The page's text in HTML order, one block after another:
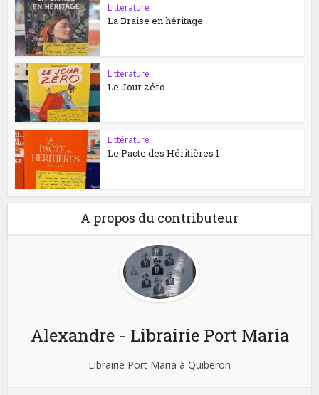
Littérature
La Braise en héritage
Littérature
Le Jour zéro
Littérature
Le Pacte des Héritières 1
A propos du contributeur
Alexandre - Librairie Port Maria
Librairie Port Maria à Quiberon